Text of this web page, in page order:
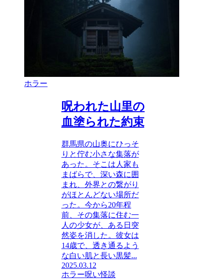
ホラー
呪われた山里の
血塗られた約束
群馬県の山奥にひっそ
りと佇む小さな集落が
あった。そこは人家も
まばらで、深い森に囲
まれ、外界との繋がり
がほとんどない場所だ
った。今から20年程
前、その集落に住む一
人の少女が、ある日突
然姿を消した。彼女は
14歳で、透き通るよう
な白い肌と長い黒髪...
2025.03.12
ホラー呪い怪談